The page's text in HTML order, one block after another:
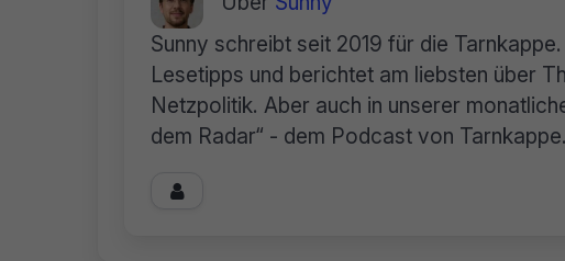
Sunny schreibt seit 2019 für die
Lesetipps und berichtet am liebsten über
Netzpolitik. Aber auch in unserer
dem Radar“ - dem Podcast von
